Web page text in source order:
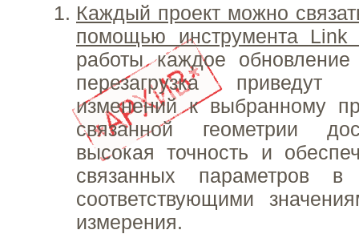
Каждый проект можно
помощью инструмента Link
работы каждое
перезагрузка
изменений к выбранному
связанной геометрии
высокая точность и
связанных параметров
соответствующими
измерения.